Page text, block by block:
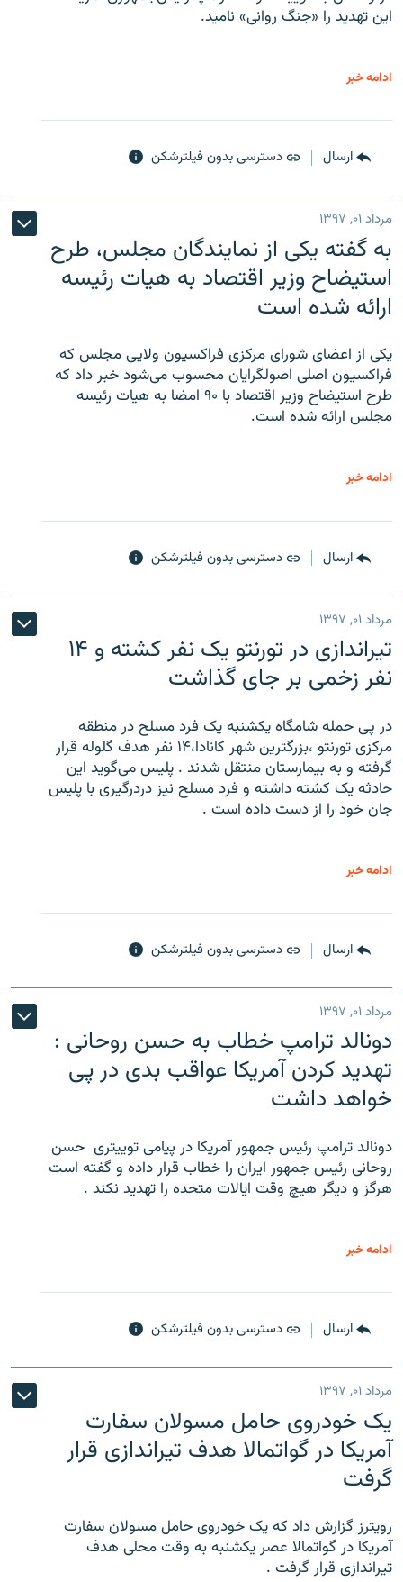
این تهدید را «جنگ روانی» نامید.
ادامه خبر
ارسال دسترسی بدون فیلترشکن
مرداد ۰۱, ۱۳۹۷
به گفته یکی از نمایندگان مجلس، طرح
استیضاح وزیر اقتصاد به هیات رئیسه
ارائه شده است
یکی از اعضای شورای مرکزی فراکسیون ولایی مجلس که
فراکسیون اصلی اصولگرایان محسوب می‌شود خبر داد که
طرح استیضاح وزیر اقتصاد با ۹۰ امضا به هیات رئیسه
مجلس ارائه شده است.
ادامه خبر
ارسال دسترسی بدون فیلترشکن
مرداد ۰۱, ۱۳۹۷
تیراندازی در تورنتو یک نفر کشته و ۱۴
نفر زخمی بر جای گذاشت
در پی حمله شامگاه یکشنبه یک فرد مسلح در منطقه
مرکزی تورنتو ،‌بزرگترین شهر کانادا،۱۴ نفر هدف گلوله قرار
گرفته و به بیمارستان منتقل شدند . پلیس می‌گوید این
حادثه یک کشته داشته و فرد مسلح نیز دردرگیری با پلیس
جان خود را از دست داده است .
ادامه خبر
ارسال دسترسی بدون فیلترشکن
مرداد ۰۱, ۱۳۹۷
دونالد ترامپ خطاب به حسن روحانی :
تهدید کردن آمریکا عواقب بدی در پی
خواهد داشت
دونالد ترامپ رئیس جمهور آمریکا در پیامی توییتری ‌ حسن
روحانی رئیس جمهور ایران را خطاب قرار داده و گفته است
هرگز و دیگر هیچ وقت ایالات متحده را تهدید نکند .
ادامه خبر
ارسال دسترسی بدون فیلترشکن
مرداد ۰۱, ۱۳۹۷
یک خودروی حامل مسولان سفارت
آمریکا در گواتمالا هدف تیراندازی قرار
گرفت
رویترز گزارش داد که یک خودروی حامل مسولان سفارت
آمریکا در گواتمالا عصر یکشنبه به وقت محلی هدف
تیراندازی قرار گرفت .